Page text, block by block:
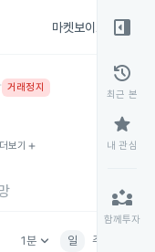
마켓보이스
거래정지
보기 add
1분keyboard_arrow_down 일 주
right_panel_open
history
최근 본
star
내 관심
partner_exchange
함께투자